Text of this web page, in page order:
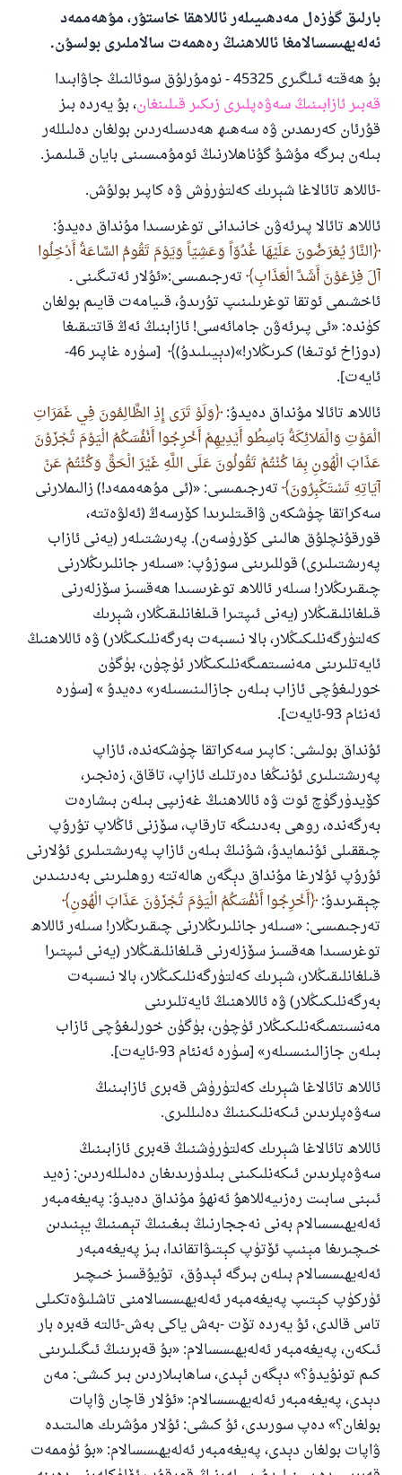
بارلىق گۈزەل مەدھىيىلەر ئاللاھقا خاستۇر، مۇھەممەد
ئەلەيھىسسالامغا ئاللاھنىڭ رەھمەت سالاملىرى بولسۇن.
بۇ ھەقتە ئىلگىرى 45325 - نومۇرلۇق سوئالنىڭ جاۋابىدا
قەبىر ئازابىنىڭ سەۋەپلىرى زىكىر قىلىنغان، بۇ يەردە بىز
قۇرئان كەرىمدىن ۋە سەھىھ ھەدىسلەردىن بولغان دەلىللەر
بىلەن بىرگە مۇشۇ گۇناھلارنىڭ ئومۇمىسىنى بايان قىلىمىز.
-ئاللاھ تائالاغا شېرىك كەلتۈرۈش ۋە كاپىر بولۇش.
ئاللاھ تائالا پىرئەۋن خانىدانى توغرىسىدا مۇنداق دەيدۇ:
النَّارُ يُعْرَضُونَ عَلَيْهَا غُدُوّاً وَعَشِيّاً وَيَوْمَ تَقُومُ السَّاعَةُ أَدْخِلُوا
آلَ فِرْعَوْنَ أَشَدَّ الْعَذَابِ تەرجىمىسى:«ئۇلار ئەتىگىنى ـ
ئاخشىمى ئوتقا توغرىلىنىپ تۇرىدۇ، قىيامەت قايىم بولغان
كۈندە: «ئى پىرئەۋن جامائەسى! ئازابنىڭ ئەڭ قاتتىقىغا
(دوزاخ ئوتىغا) كىرىڭلار!»(دېيىلىدۇ)﴾‏ [سۈرە غاپىر 46-
ئايەت].
ئاللاھ تائالا مۇنداق دەيدۇ: ‏وَلَوْ تَرَى إِذِ الظَّالِمُونَ فِي غَمَرَاتِ
الْمَوْتِ وَالْمَلائِكَةُ بَاسِطُو أَيْدِيهِمْ أَخْرِجُوا أَنْفُسَكُمُ الْيَوْمَ تُجْزَوْنَ
عَذَابَ الْهُونِ بِمَا كُنْتُمْ تَقُولُونَ عَلَى اللَّهِ غَيْرَ الْحَقِّ وَكُنْتُمْ عَنْ
آيَاتِهِ تَسْتَكْبِرُونَ تەرجىمىسى: «(ئى مۇھەممەد!) زالىملارنى
سەكراتقا چۈشكەن ۋاقىتلىرىدا كۆرسەڭ (ئەلۋەتتە،
قورقۇنچلۇق ھالىنى كۆرۈسەن). پەرىشتىلەر (يەنى ئازاب
پەرىشتىلىرى) قوللىرىنى سوزۇپ: «سىلەر جانلىرىڭلارنى
چىقىرىڭلار! سىلەر ئاللاھ توغرىسىدا ھەقسىز سۆزلەرنى
قىلغانلىقىڭلار (يەنى ئىپتىرا قىلغانلىقىڭلار، شېرىك
كەلتۈرگەنلىكىڭلار، بالا نىسبەت بەرگەنلىكىڭلار) ۋە ئاللاھنىڭ
ئايەتلىرىنى مەنسىتمىگەنلىكىڭلار ئۈچۈن، بۈگۈن
خورلىغۇچى ئازاب بىلەن جازالىنىسىلەر» دەيدۇ » [سۈرە
ئەنئام 93-ئايەت].
ئۇنداق بولىشى: كاپىر سەكراتقا چۈشكەندە، ئازاپ
پەرىشتىلىرى ئۇنىڭغا دەرتلىك ئازاپ، تاقاق، زەنجىر،
كۆيدۈرگۈچ ئوت ۋە ئاللاھنىڭ غەزىپى بىلەن بىشارەت
بەرگەندە، روھى بەدىنىگە تارقاپ، سۆزنى ئاڭلاپ تۇرۇپ
چىققىلى ئۇنىمايدۇ، شۇنىڭ بىلەن ئازاپ پەرىشتىلىرى ئۇلارنى
ئۇرۇپ ئۇلارغا مۇنداق دېگەن ھالەتتە روھلىرىنى بەدىنىدىن
چېقىرىدۇ: أَخْرِجُوا أَنْفُسَكُمُ الْيَوْمَ تُجْزَوْنَ عَذَابَ الْهُونِ
تەرجىمىسى: «سىلەر جانلىرىڭلارنى چىقىرىڭلار! سىلەر ئاللاھ
توغرىسىدا ھەقسىز سۆزلەرنى قىلغانلىقىڭلار (يەنى ئىپتىرا
قىلغانلىقىڭلار، شېرىك كەلتۈرگەنلىكىڭلار، بالا نىسبەت
بەرگەنلىكىڭلار) ۋە ئاللاھنىڭ ئايەتلىرىنى
مەنسىتمىگەنلىكىڭلار ئۈچۈن، بۈگۈن خورلىغۇچى ئازاب
بىلەن جازالىنىسىلەر» [سۈرە ئەنئام 93-ئايەت].
ئاللاھ تائالاغا شېرىك كەلتۈرۈش قەبرى ئازابىنىڭ
سەۋەپلرىدىن ئىكەنلىكىنىڭ دەلىللىرى.
ئاللاھ تائالاغا شېرىك كەلتۈرۈشنىڭ قەبرى ئازابىنىڭ
سەۋەپلرىدىن ئىكەنلىكىنى بىلدۈرىدىغان دەلىللەردىن: زەيد
ئىبنى سابىت رەزىيەللاھۇ ئەنھۇ مۇنداق دەيدۇ: پەيغەمبەر
ئەلەيھىسسالام بەنى نەججارنىڭ بىغىنىڭ تېمىنىڭ يېنىدىن
خىچىرىغا مېنىپ ئۆتۈپ كېتىۋاتقاندا، بىز پەيغەمبەر
ئەلەيھىسسالام بىلەن بىرگە ئېدۇق، تۇيۇقسىز خىچىر
ئۈركۈپ كېتىپ پەيغەمبەر ئەلەيھىسسالامنى تاشلىۋەتكىلى
تاس قالدى، ئۇ يەردە تۆت -بەش ياكى بەش-ئالتە قەبرە بار
ئىكەن، پەيغەمبەر ئەلەيھىسسالام: «بۇ قەبرىنىڭ ئىگىلىرىنى
كىم تونۇيدۇ؟» دېگەن ئېدى، ساھابىلاردىن بىر كىشى: مەن
دېدى، پەيغەمبەر ئەلەيھىسسالام: «ئۇلار قاچان ۋاپات
بولغان؟» دەپ سورىدى، ئۇ كىشى: ئۇلار مۇشرىك ھالىتىدە
ۋاپات بولغان دېدى، پەيغەمبەر ئەلەيھىسسالام: «بۇ ئۈممەت